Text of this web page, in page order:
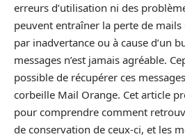
erreurs d’utilisation ni des
peuvent entraîner la perte de
par inadvertance ou à cause d’un
messages n’est jamais agréable.
possible de récupérer ces
corbeille Mail Orange. Cet article
pour comprendre comment
de conservation de ceux-ci, et les